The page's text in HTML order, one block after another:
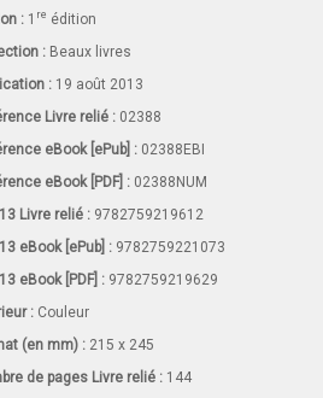
: 1 re édition
: Beaux livres
: 19 août 2013
Livre relié : 02388
eBook [ePub] : 02388EBI
eBook [PDF] : 02388NUM
Livre relié : 9782759219612
eBook [ePub] : 9782759221073
eBook [PDF] : 9782759219629
: Couleur
(en mm) : 215 x 245
de pages Livre relié : 144